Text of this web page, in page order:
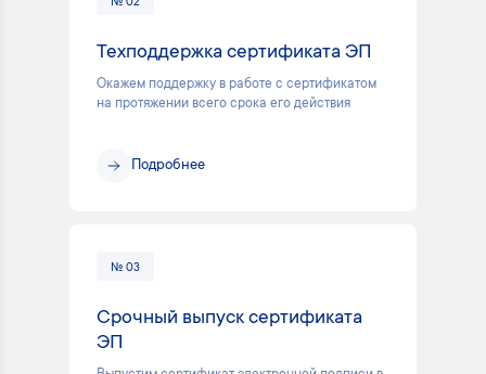
Техподдержка сертификата ЭП
Окажем поддержку в работе с сертификатом
на протяжении всего срока его действия
Подробнее
№ 03
Срочный выпуск сертификата
ЭП